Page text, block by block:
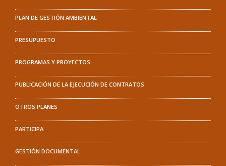
PLAN DE GESTIÓN AMBIENTAL
PRESUPUESTO
PROGRAMAS Y PROYECTOS
PUBLICACIÓN DE LA EJECUCIÓN DE CONTRATOS
OTROS PLANES
PARTICIPA
GESTIÓN DOCUMENTAL